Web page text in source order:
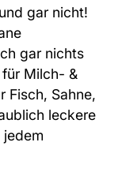
gar nicht!
gar nichts
Milch- &
Fisch, Sahne,
leckere
jedem